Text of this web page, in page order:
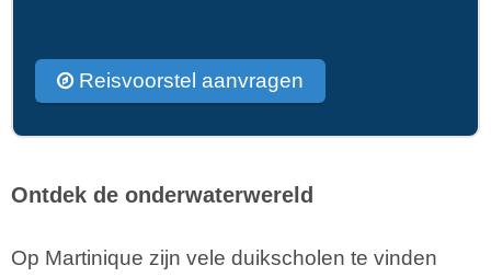
Reisvoorstel aanvragen
Ontdek de onderwaterwereld
Op Martinique zijn vele duikscholen te vinden